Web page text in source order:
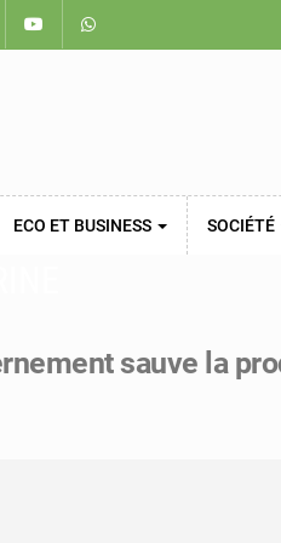
ECO ET BUSINESS SOCIÉTÉ
sauve la